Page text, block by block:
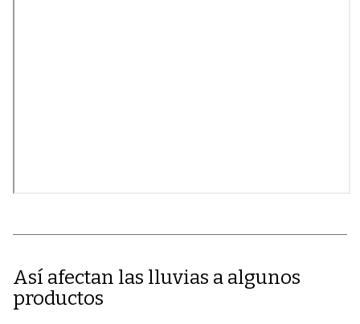
Así afectan las lluvias a algunos
productos